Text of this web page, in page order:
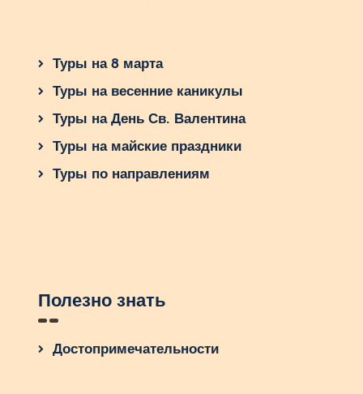
Туры на 8 марта
Туры на весенние каникулы
Туры на День Св. Валентина
Туры на майские праздники
Туры по направлениям
Полезно знать
Достопримечательности